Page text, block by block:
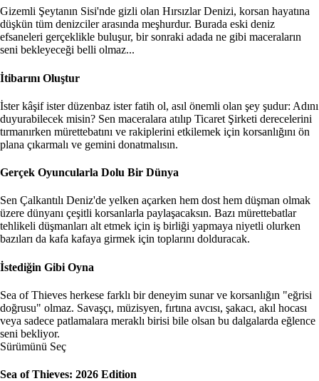
Gizemli Şeytanın Sisi'nde gizli olan Hırsızlar Denizi, korsan hayatına
düşkün tüm denizciler arasında meşhurdur. Burada eski deniz
efsaneleri gerçeklikle buluşur, bir sonraki adada ne gibi maceraların
seni bekleyeceği belli olmaz...
İtibarını Oluştur
İster kâşif ister düzenbaz ister fatih ol, asıl önemli olan şey şudur: Adını
duyurabilecek misin? Sen maceralara atılıp Ticaret Şirketi derecelerini
tırmanırken mürettebatını ve rakiplerini etkilemek için korsanlığını ön
plana çıkarmalı ve gemini donatmalısın.
Gerçek Oyuncularla Dolu Bir Dünya
Sen Çalkantılı Deniz'de yelken açarken hem dost hem düşman olmak
üzere dünyanı çeşitli korsanlarla paylaşacaksın. Bazı mürettebatlar
tehlikeli düşmanları alt etmek için iş birliği yapmaya niyetli olurken
bazıları da kafa kafaya girmek için toplarını dolduracak.
İstediğin Gibi Oyna
Sea of Thieves herkese farklı bir deneyim sunar ve korsanlığın "eğrisi
doğrusu" olmaz. Savaşçı, müzisyen, fırtına avcısı, şakacı, akıl hocası
veya sadece patlamalara meraklı birisi bile olsan bu dalgalarda eğlence
seni bekliyor.
Sürümünü Seç
Sea of Thieves: 2026 Edition